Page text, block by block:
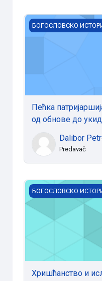
Пећка
БОГОСЛОВСКО
Пећка
од обнове до
Dalibor
Predavač
Хришћанство и
БОГОСЛОВСКО
Хришћанство и